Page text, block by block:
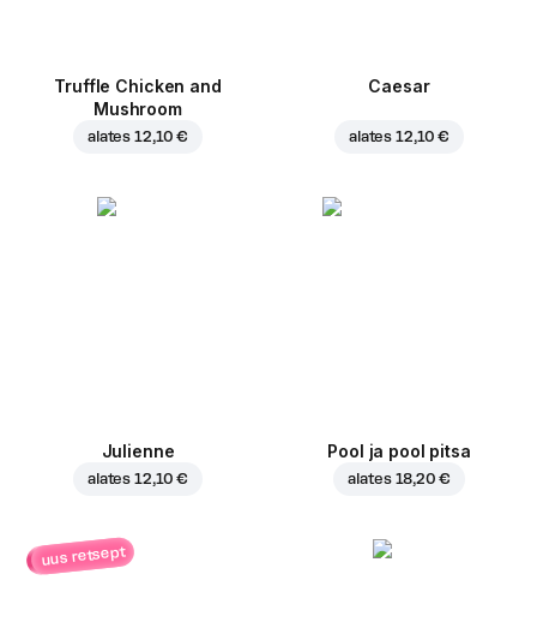
Truffle Chicken and
Mushroom
alates 12,10 €
Caesar
alates 12,10 €
Julienne
alates 12,10 €
Pool ja pool pitsa
alates 18,20 €
uus retsept